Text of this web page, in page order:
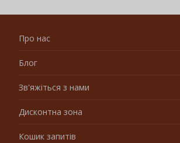
Про нас
Блог
Зв'яжіться з нами
Дисконтна зона
Кошик запитів